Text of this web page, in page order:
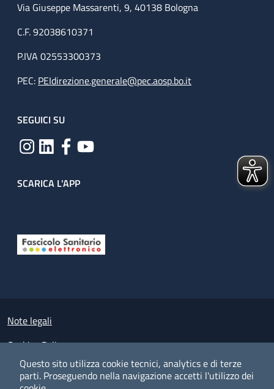
Questo sito utilizza cookie tecnici, analytics e di terze
parti. Proseguendo nella navigazione accetti l'utilizzo dei
Via Giuseppe Massarenti, 9, 40138 Bologna
C.F. 92038610371
P.IVA 02553300373
PEC: PEIdirezione.generale@pec.aosp.bo.it
SEGUICI SU
SCARICA L'APP
Small prints
Note legali
Cookies Policy
Policy privacy e protezione del dato personale